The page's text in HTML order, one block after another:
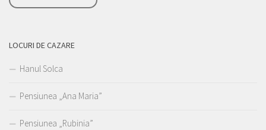
LOCURI DE CAZARE
Hanul Solca
Pensiunea „Ana Maria”
Pensiunea „Rubinia”